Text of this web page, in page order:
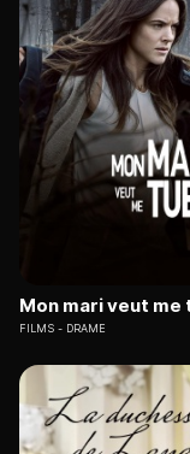
Mon mari veut me
FILMS DRAME